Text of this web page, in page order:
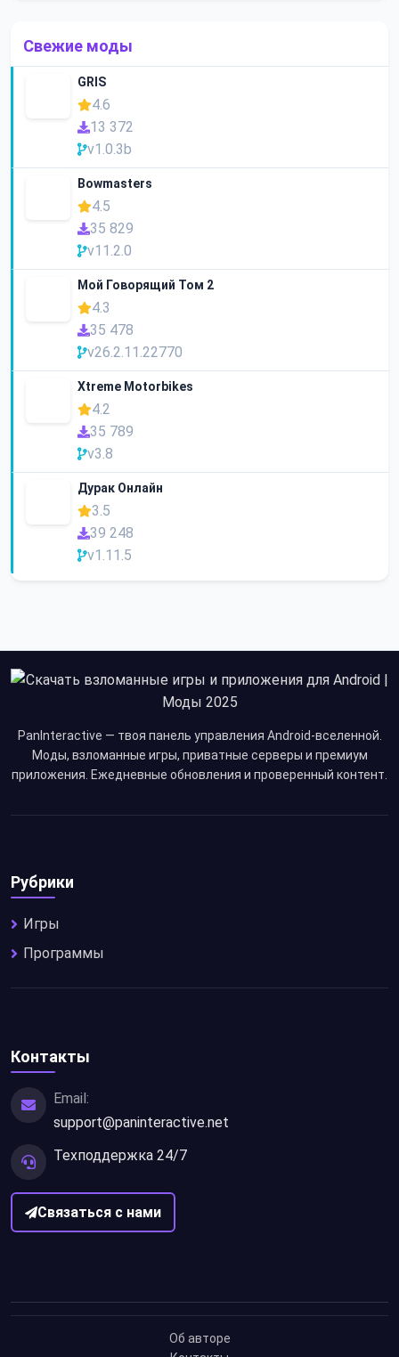
Свежие моды
GRIS
4.6
13 372
v1.0.3b
Bowmasters
4.5
35 829
v11.2.0
Мой Говорящий Том 2
4.3
35 478
v26.2.11.22770
Xtreme Motorbikes
4.2
35 789
v3.8
Дурак Онлайн
3.5
39 248
v1.11.5
PanInteractive — твоя панель управления Android-вселенной.
Моды, взломанные игры, приватные серверы и премиум
приложения. Ежедневные обновления и проверенный контент.
Рубрики
Игры
Программы
Контакты
Email:
support@paninteractive.net
Техподдержка 24/7
Связаться с нами
Об авторе